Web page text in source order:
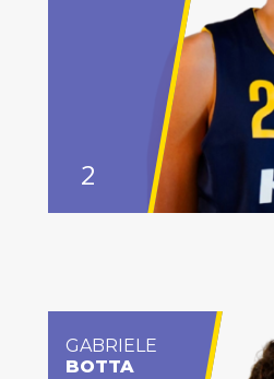
2
GABRIELE
BOTTA